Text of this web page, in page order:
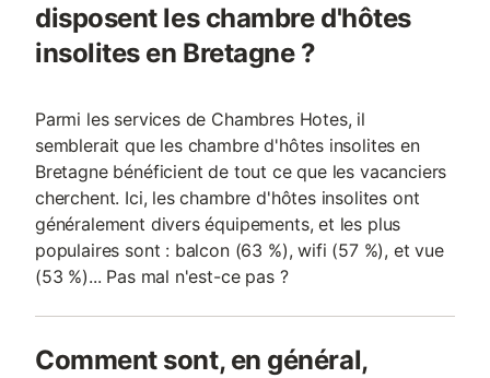
disposent les chambre d'hôtes
insolites en Bretagne ?
Parmi les services de Chambres Hotes, il
semblerait que les chambre d'hôtes insolites en
Bretagne bénéficient de tout ce que les vacanciers
cherchent. Ici, les chambre d'hôtes insolites ont
généralement divers équipements, et les plus
populaires sont : balcon (63 %), wifi (57 %), et vue
(53 %)... Pas mal n'est-ce pas ?
Comment sont, en général,